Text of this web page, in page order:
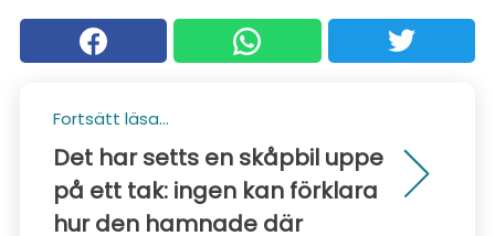
Fortsätt läsa...
Det har setts en skåpbil uppe
på ett tak: ingen kan förklara
hur den hamnade där